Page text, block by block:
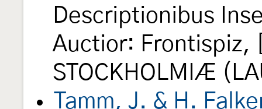
Descriptionibus
Auctior:
STOCKHOLMIÆ
Tamm, J. & H.